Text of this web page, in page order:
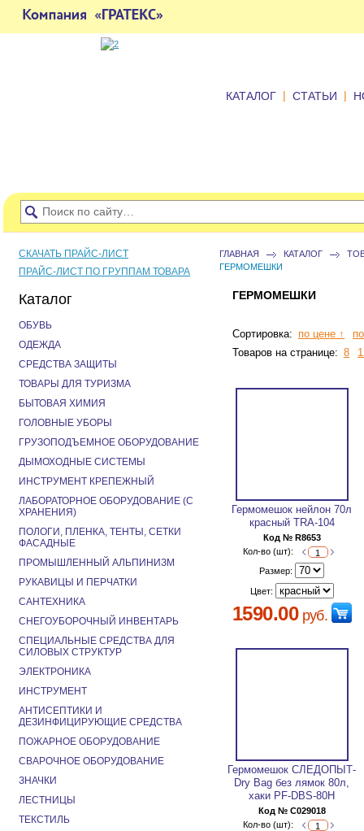
КАТАЛОГ | СТАТЬИ |
ГЛАВНАЯ КАТАЛОГ
ГЕРМОМЕШКИ
ГЕРМОМЕШКИ
Сортировка: по цене ↑
Товаров на странице: 8
Гермомешок нейлон 70л
красный TRA-104
Код № R8653
Кол-во (шт):
Размер:
Цвет:
1590.00руб.
Гермомешок СЛЕДОПЫТ-
Dry Bag без лямок 80л,
хаки PF-DBS-80Н
Код № C029018
Кол-во (шт):
СКАЧАТЬ ПРАЙС-ЛИСТ
ПРАЙС-ЛИСТ ПО ГРУППАМ ТОВАРА
Каталог
ОБУВЬ
ОДЕЖДА
СРЕДСТВА ЗАЩИТЫ
ТОВАРЫ ДЛЯ ТУРИЗМА
БЫТОВАЯ ХИМИЯ
ГОЛОВНЫЕ УБОРЫ
ГРУЗОПОДЪЕМНОЕ ОБОРУДОВАНИЕ
ДЫМОХОДНЫЕ СИСТЕМЫ
ИНСТРУМЕНТ КРЕПЕЖНЫЙ
ЛАБОРАТОРНОЕ ОБОРУДОВАНИЕ (С
ХРАНЕНИЯ)
ПОЛОГИ, ПЛЕНКА, ТЕНТЫ, СЕТКИ
ФАСАДНЫЕ
ПРОМЫШЛЕННЫЙ АЛЬПИНИЗМ
РУКАВИЦЫ И ПЕРЧАТКИ
САНТЕХНИКА
СНЕГОУБОРОЧНЫЙ ИНВЕНТАРЬ
СПЕЦИАЛЬНЫЕ СРЕДСТВА ДЛЯ
СИЛОВЫХ СТРУКТУР
ЭЛЕКТРОНИКА
ИНСТРУМЕНТ
АНТИСЕПТИКИ И
ДЕЗИНФИЦИРУЮЩИЕ СРЕДСТВА
ПОЖАРНОЕ ОБОРУДОВАНИЕ
СВАРОЧНОЕ ОБОРУДОВАНИЕ
ЗНАЧКИ
ЛЕСТНИЦЫ
ТЕКСТИЛЬ